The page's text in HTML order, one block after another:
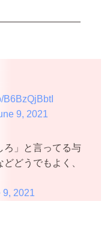
B6BzQjBbtI
9, 2021
ろ」と言ってる与
どうでもよく、
9, 2021